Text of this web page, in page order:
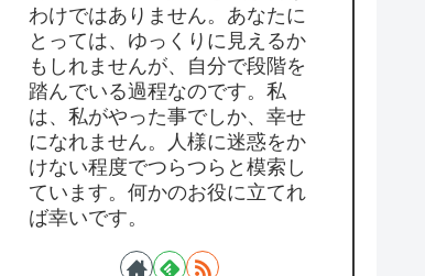
わけではありません。あなたに
とっては、ゆっくりに見えるか
もしれませんが、自分で段階を
踏んでいる過程なのです。私
は、私がやった事でしか、幸せ
になれません。人様に迷惑をか
けない程度でつらつらと模索し
ています。何かのお役に立てれ
ば幸いです。